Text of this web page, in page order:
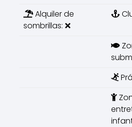
Alquiler de
sombrillas: ❌